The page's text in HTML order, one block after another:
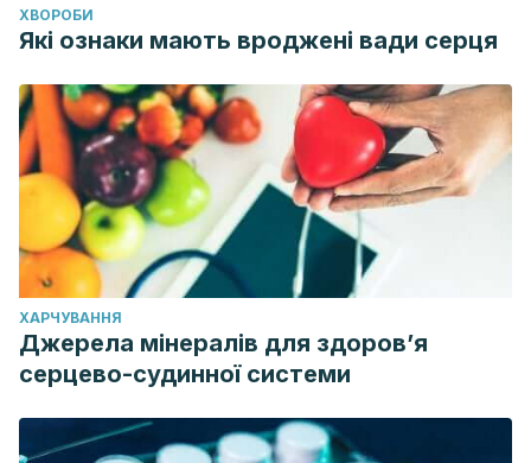
ХВОРОБИ
Які ознаки мають вроджені вади серця
ХАРЧУВАННЯ
Джерела мінералів для здоров’я
серцево-судинної системи